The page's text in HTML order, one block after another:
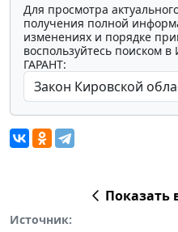
Для просмотра
получения полной
изменениях и порядке
воспользуйтесь поиском
ГАРАНТ:
Показать
Источник: